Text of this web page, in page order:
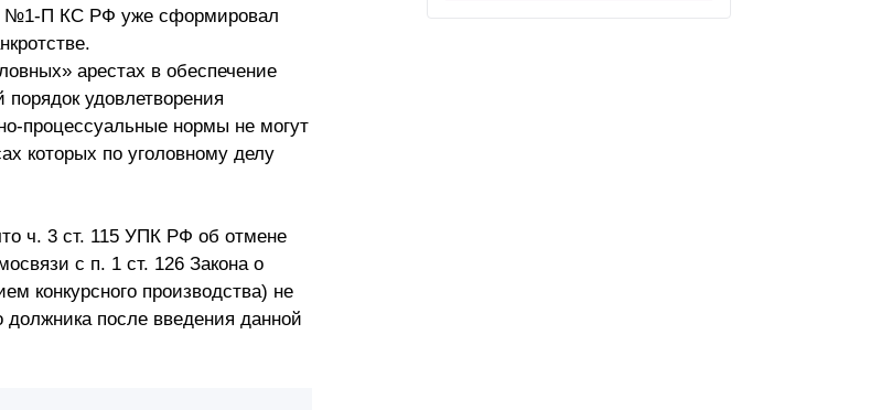
№1-П КС РФ уже сформировал
арестах в обеспечение
удовлетворения
процессуальные нормы не могут
которых по уголовному делу
ч. 3 ст. 115 УПК РФ об отмене
с п. 1 ст. 126 Закона о
конкурсного производства) не
должника после введения данной